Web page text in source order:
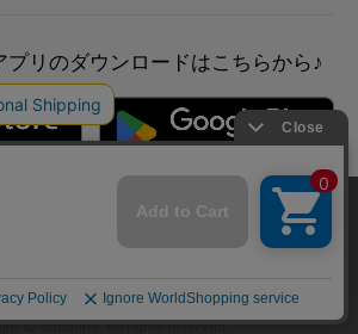
プリのダウンロードはこちらから♪
© tutuanna. All rights reserved.
適にご利用いただけるようCookieを利用し
ては
をご確認くださ
承諾する